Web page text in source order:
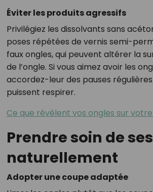
Éviter les produits agressifs
Privilégiez les dissolvants sans
poses répétées de vernis semi-
faux ongles, qui peuvent altérer la
de l’ongle. Si vous aimez avoir les
accordez-leur des pauses régulières
puissent respirer.
Ce que révèlent vos ongles sur
Prendre soin de
naturellement
Adopter une coupe adaptée